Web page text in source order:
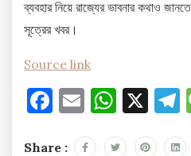
ব্যবহার নিয়ে রাজ্যের ভাবনার কথাও
সূত্রের খবর।
Source link
Facebook
EmailX
Share :